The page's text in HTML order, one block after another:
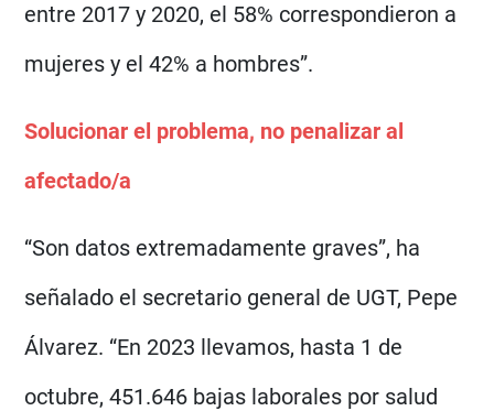
entre 2017 y 2020, el 58% correspondieron a
mujeres y el 42% a hombres”.
Solucionar el problema, no penalizar al
afectado/a
“Son datos extremadamente graves”, ha
señalado el secretario general de UGT, Pepe
Álvarez. “En 2023 llevamos, hasta 1 de
octubre, 451.646 bajas laborales por salud